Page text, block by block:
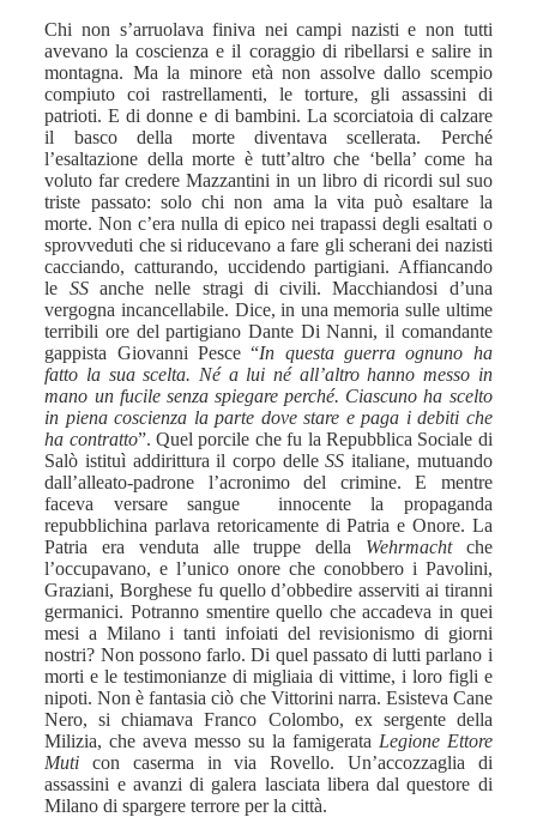
Chi non s’arruolava finiva nei campi nazisti e non tutti
avevano la coscienza e il coraggio di ribellarsi e salire in
montagna. Ma la minore età non assolve dallo scempio
compiuto coi rastrellamenti, le torture, gli assassini di
patrioti. E di donne e di bambini. La scorciatoia di calzare
il basco della morte diventava scellerata. Perché
l’esaltazione della morte è tutt’altro che ‘bella’ come ha
voluto far credere Mazzantini in un libro di ricordi sul suo
triste passato: solo chi non ama la vita può esaltare la
morte.Non c’era nulla di epico nei trapassi degli esaltati o
sprovveduti che si riducevano a fare gli scherani dei nazisti
cacciando, catturando, uccidendo partigiani. Affiancando
le SS anche nelle stragi di civili. Macchiandosi d’una
vergogna incancellabile. Dice, in una memoria sulle ultime
terribili ore del partigiano Dante Di Nanni, il comandante
gappista Giovanni Pesce “In questa guerra ognuno ha
fatto la sua scelta. Né a lui né all’altro hanno messo in
mano un fucile senza spiegare perché. Ciascuno ha scelto
in piena coscienza la parte dove stare e paga i debiti che
ha contratto”.Quel porcile che fu la Repubblica Sociale di
Salò istituì addirittura il corpo delleSS italiane, mutuando
dall’alleato-padrone l’acronimo del crimine. E mentre
faceva versare sangue innocente la propaganda
repubblichina parlava retoricamente di Patria e Onore. La
Patria era venduta alle truppe della Wehrmachtche
l’occupavano, e l’unico onore che conobbero i Pavolini,
Graziani, Borghese fu quello d’obbedire asserviti ai tiranni
germanici. Potranno smentire quello che accadeva in quei
mesi a Milano i tanti infoiati del revisionismo di giorni
nostri? Non possono farlo.Di quel passato di lutti parlano i
morti e le testimonianze di migliaia di vittime, i loro figli e
nipoti. Non è fantasia ciò che Vittorini narra. Esisteva Cane
Nero, si chiamava Franco Colombo, ex sergente della
Milizia, che aveva messo su la famigerata Legione Ettore
Muticon caserma in via Rovello. Un’accozzaglia di
assassini e avanzi di galera lasciata libera dal questore di
Milano di spargere terrore per la città.